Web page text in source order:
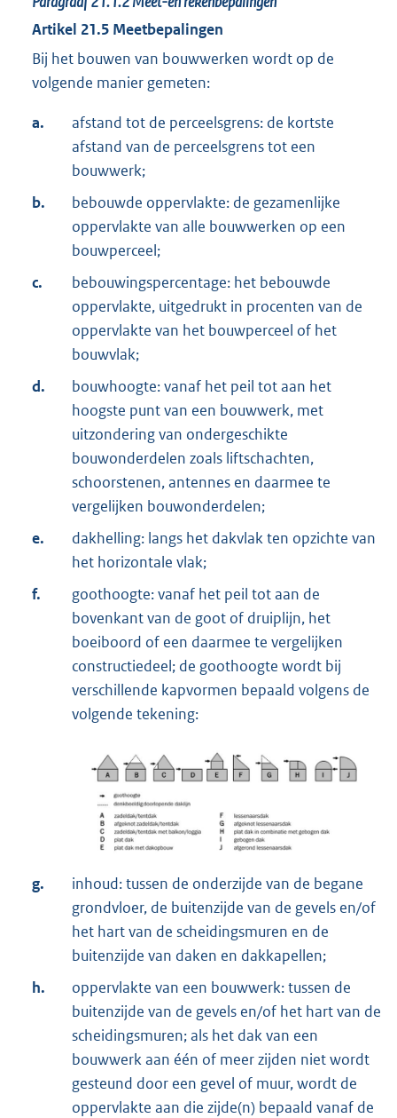
Artikel 21.5 Meetbepalingen
Bij het bouwen van bouwwerken wordt op de
volgende manier gemeten:
a.
afstand tot de perceelsgrens: de kortste
afstand van de perceelsgrens tot een
bouwwerk;
b.
bebouwde oppervlakte: de gezamenlijke
oppervlakte van alle bouwwerken op een
bouwperceel;
c.
bebouwingspercentage: het bebouwde
oppervlakte, uitgedrukt in procenten van de
oppervlakte van het bouwperceel of het
bouwvlak;
d.
bouwhoogte: vanaf het peil tot aan het
hoogste punt van een bouwwerk, met
uitzondering van ondergeschikte
bouwonderdelen zoals liftschachten,
schoorstenen, antennes en daarmee te
vergelijken bouwonderdelen;
e.
dakhelling: langs het dakvlak ten opzichte van
het horizontale vlak;
f.
goothoogte: vanaf het peil tot aan de
bovenkant van de goot of druiplijn, het
boeiboord of een daarmee te vergelijken
constructiedeel; de goothoogte wordt bij
verschillende kapvormen bepaald volgens de
volgende tekening:
g.
inhoud: tussen de onderzijde van de begane
grondvloer, de buitenzijde van de gevels en/of
het hart van de scheidingsmuren en de
buitenzijde van daken en dakkapellen;
h.
oppervlakte van een bouwwerk: tussen de
buitenzijde van de gevels en/of het hart van de
scheidingsmuren; als het dak van een
bouwwerk aan één of meer zijden niet wordt
gesteund door een gevel of muur, wordt de
oppervlakte aan die zijde(n) bepaald vanaf de